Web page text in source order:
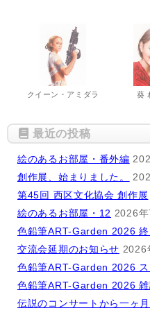
クイーン・アミダラ 葵
最近の投稿
絵のあるお部屋・番外編
創作展、始まりました。
第45回 西区文化協会 創作展
絵のあるお部屋・12 2026
色鉛筆ART-Garden 2026 終
交流会延期のお知らせ 2026
色鉛筆ART-Garden 2026 ス
色鉛筆ART-Garden 2026
伝説のコンサートから一ヶ月